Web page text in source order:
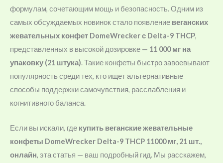
формулам, сочетающим мощь и безопасность. Одним из
самых обсуждаемых новинок стало появление веганских
жевательных конфет DomeWrecker с Delta-9 THCP,
представленных в высокой дозировке — 11 000 мг на
упаковку (21 штука). Такие конфеты быстро завоевывают
популярность среди тех, кто ищет альтернативные
способы поддержки самочувствия, расслабления и
когнитивного баланса.
Если вы искали, где купить веганские жевательные
конфеты DomeWrecker Delta-9 THCP 11000 мг, 21 шт.,
онлайн, эта статья — ваш подробный гид. Мы расскажем,